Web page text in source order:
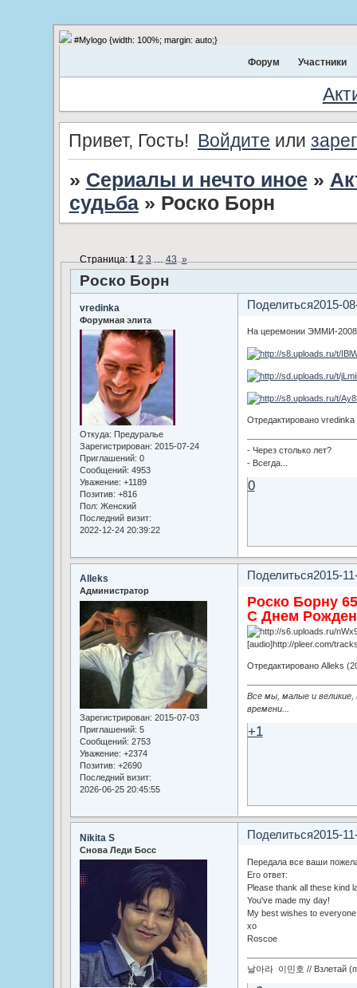
#Mylogo {width: 100%; margin: auto;}
Форум Участники
Привет, Гость! Войдите или
» Сериалы и нечто иное »
судьба » Роско Борн
Роско Борн
Страница:1 2 3 … 43 »
Поделиться2015-
vredinka
Форумная элита
Откуда: Предуралье
Зарегистрирован: 2015-07-24
Приглашений: 0
Сообщений: 4953
Уважение: +1189
Позитив: +816
Пол: Женский
Последний визит:
2022-12-24 20:39:22
На церемонии ЭММИ-
Отредактировано
- Через столько лет?
- Всегда...
0
Поделиться2015-
Alleks
Администратор
Зарегистрирован: 2015-07-03
Приглашений: 5
Сообщений: 2753
Уважение: +2374
Позитив: +2690
Последний визит:
2026-06-25 20:45:55
Роско Борну 65
С Днем
[audio]http://pleer.com/
Отредактировано Alleks
Все мы, малые и
времени...
+1
Поделиться2015-
Nikita S
Снова Леди Босс
Передала все ваши
Его ответ:
Please thank all these kind
You've made my day!
My best wishes to
xo
Roscoe
날아라 이민호 // Взлетай